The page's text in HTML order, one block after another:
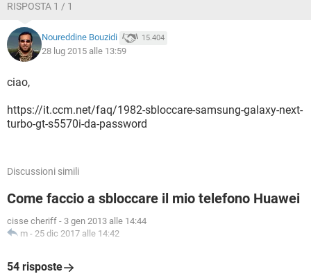
RISPOSTA 1 / 1
Noureddine Bouzidi 15.404
28 lug 2015 alle 13:59
ciao,
https://it.ccm.net/faq/1982-sbloccare-samsung-galaxy-next-
turbo-gt-s5570i-da-password
Discussioni simili
Come faccio a sbloccare il mio telefono Huawei
cisse cheriff - 3 gen 2013 alle 14:44
m - 25 dic 2017 alle 14:42
54 risposte